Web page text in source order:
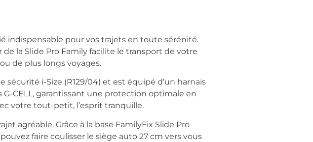
indispensable pour vos trajets en toute sérénité.
la Slide Pro Family facilite le transport de votre
de plus longs voyages.
i-Size (R129/04) et est équipé d’un harnais
CELL, garantissant une protection optimale en
votre tout-petit, l’esprit tranquille.
agréable. Grâce à la base FamilyFix Slide Pro
faire coulisser le siège auto 27 cm vers vous